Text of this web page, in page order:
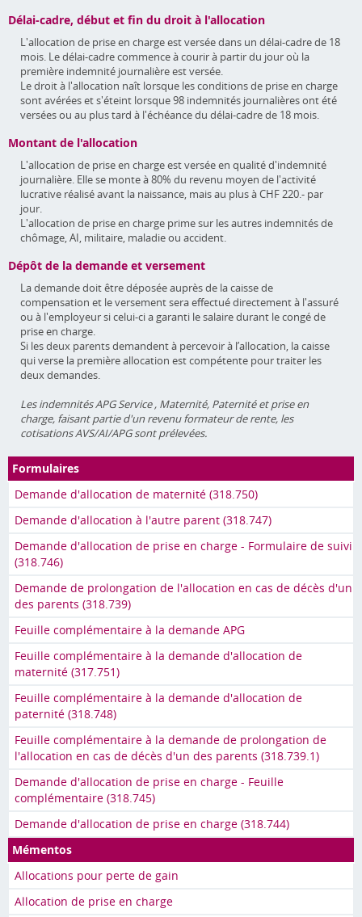
Délai-cadre, début et fin du droit à l'allocation
L'allocation de prise en charge est versée dans un délai-cadre de 18
mois. Le délai-cadre commence à courir à partir du jour où la
première indemnité journalière est versée.
Le droit à l'allocation naît lorsque les conditions de prise en charge
sont avérées et s'éteint lorsque 98 indemnités journalières ont été
versées ou au plus tard à l'échéance du délai-cadre de 18 mois.
Montant de l'allocation
L'allocation de prise en charge est versée en qualité d'indemnité
journalière. Elle se monte à 80% du revenu moyen de l'activité
lucrative réalisé avant la naissance, mais au plus à CHF 220.- par
jour.
L'allocation de prise en charge prime sur les autres indemnités de
chômage, AI, militaire, maladie ou accident.
Dépôt de la demande et versement
La demande doit être déposée auprès de la caisse de
compensation et le versement sera effectué directement à l'assuré
ou à l'employeur si celui-ci a garanti le salaire durant le congé de
prise en charge.
Si les deux parents demandent à percevoir à l’allocation, la caisse
qui verse la première allocation est compétente pour traiter les
deux demandes.
Les indemnités APG Service , Maternité, Paternité et prise en
charge, faisant partie d'un revenu formateur de rente, les
cotisations AVS/AI/APG sont prélevées.
Formulaires
Demande d'allocation de maternité (318.750)
Demande d'allocation à l'autre parent (318.747)
Demande d'allocation de prise en charge - Formulaire de suivi
(318.746)
Demande de prolongation de l'allocation en cas de décès d'un
des parents (318.739)
Feuille complémentaire à la demande APG
Feuille complémentaire à la demande d'allocation de
maternité (317.751)
Feuille complémentaire à la demande d'allocation de
paternité (318.748)
Feuille complémentaire à la demande de prolongation de
l'allocation en cas de décès d'un des parents (318.739.1)
Demande d'allocation de prise en charge - Feuille
complémentaire (318.745)
Demande d'allocation de prise en charge (318.744)
Mémentos
Allocations pour perte de gain
Allocation de prise en charge